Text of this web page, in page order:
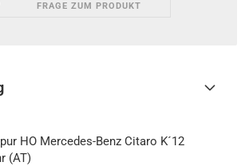
FRAGE ZUM PRODUKT
HO Mercedes-Benz Citaro K´12
(AT)